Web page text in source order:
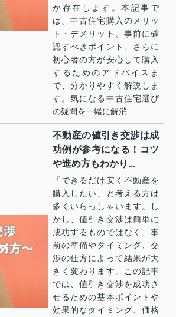
か存在します。本記事で
は、中古住宅購入のメリッ
ト・デメリット、事前に確
認すべきポイント、さらに
初心者の方が安心して購入
するためのアドバイスま
で、分かりやすく解説しま
す。気になる中古住宅選び
の疑問を一緒に解消...
不動産の値引き交渉は成
功例が参考になる！コツ
や進め方もわかり...
「できるだけ安く不動産を
購入したい」と考える方は
多くいらっしゃいます。し
かし、値引き交渉は簡単に
成功するものではなく、事
前の準備やタイミング、交
渉の仕方によって結果が大
きく変わります。この記事
では、値引き交渉を成功さ
せるための基本ポイントや
効果的なタイミング、価格